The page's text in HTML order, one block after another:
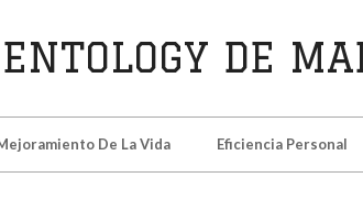
De La Vida Eficiencia Personal